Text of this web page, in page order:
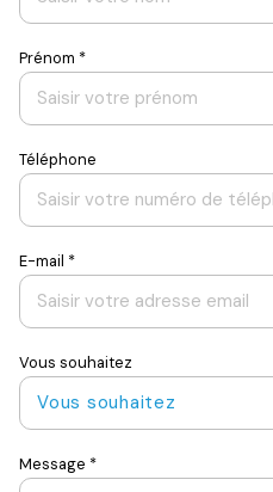
Prénom *
Téléphone
E-mail *
Vous souhaitez
Vous souhaitez
Message *